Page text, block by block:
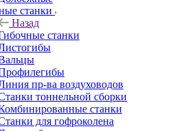
станки
Назад
станки
пр-ва воздуховодов
тоннельной сборки
станки
для гофроколена